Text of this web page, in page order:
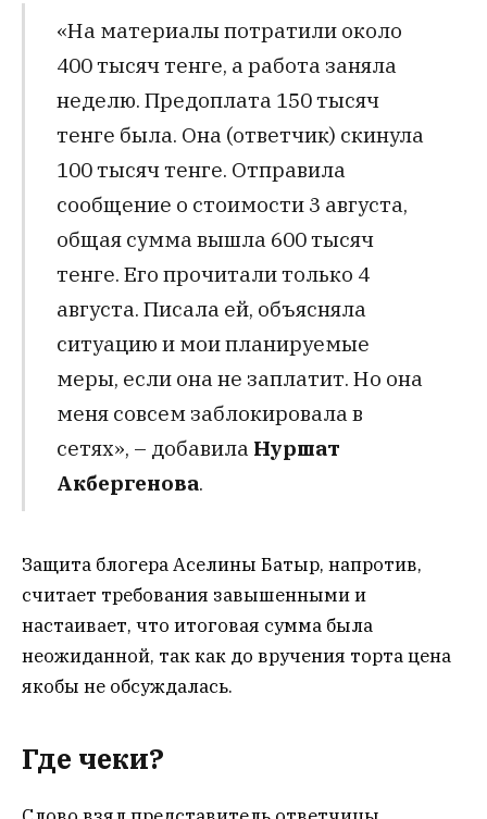
«На материалы потратили около
400 тысяч тенге, а работа заняла
неделю. Предоплата 150 тысяч
тенге была. Она (ответчик) скинула
100 тысяч тенге. Отправила
сообщение о стоимости 3 августа,
общая сумма вышла 600 тысяч
тенге. Его прочитали только 4
августа. Писала ей, объясняла
ситуацию и мои планируемые
меры, если она не заплатит. Но она
меня совсем заблокировала в
сетях», – добавила Нуршат
Акбергенова.
Защита блогера Аселины Батыр, напротив,
считает требования завышенными и
настаивает, что итоговая сумма была
неожиданной, так как до вручения торта цена
якобы не обсуждалась.
Где чеки?